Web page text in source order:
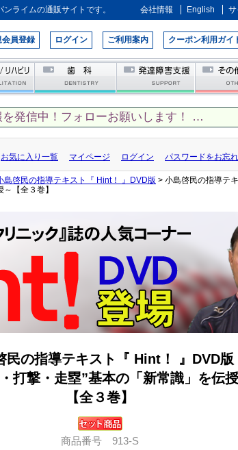
ライムの通販サイトです。 会社情報 English
会員登録 ログイン ご利用案内 クーポン利用ガイ
発信中！フォローお願いします！ …
お気に入り一覧 マイページ ログイン パスワードをお忘
島啓民の指導テキスト『 Hint！ 』DVD版 > 小島啓民の指導テ
【全３巻】
民の指導テキスト『 Hint！ 』DVD版
打撃・走塁”基本の「新常識」を伝
【全３巻】
商品番号 913-S